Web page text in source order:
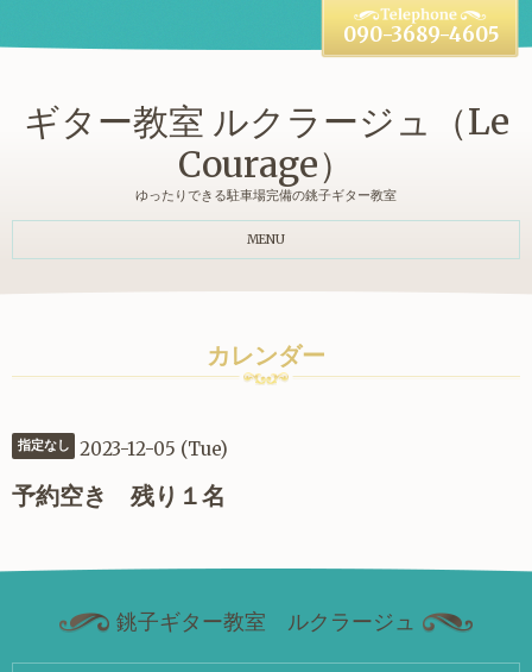
ギター教室 ルクラージュ（Le
Courage）
ゆったりできる駐車場完備の銚子ギター教室
090-3689-4605
MENU
カレンダー
指定なし 2023-12-05 (Tue)
予約空き 残り１名
銚子ギター教室 ルクラージュ